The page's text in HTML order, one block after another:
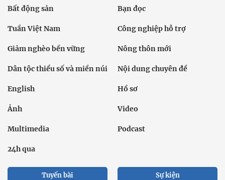
Bất động sản Bạn đọc
Tuần Việt Nam Công nghiệp hỗ trợ
Giảm nghèo bền vững Nông thôn mới
Dân tộc thiểu số và miền núi Nội dung chuyên đề
English Hồ sơ
Ảnh Video
Multimedia Podcast
24h qua
Tuyến bài Sự kiện